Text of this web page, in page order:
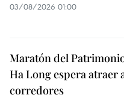
03/08/2026 01:00
Maratón del
Ha Long espera atraer
corredores